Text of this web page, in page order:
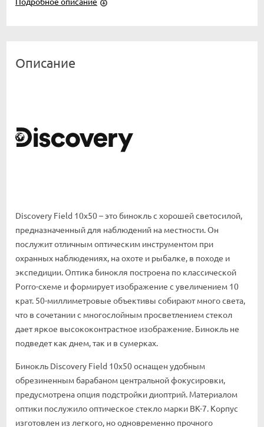
Описание
Discovery Field 10x50 – это бинокль с хорошей светосилой,
предназначенный для наблюдений на местности. Он
послужит отличным оптическим инструментом при
охранных наблюдениях, на охоте и рыбалке, в походе и
экспедиции. Оптика бинокля построена по классической
Porro-схеме и формирует изображение с увеличением 10
крат. 50-миллиметровые объективы собирают много света,
что в сочетании с многослойным просветлением стекол
дает яркое высококонтрастное изображение. Бинокль не
подведет как днем, так и в сумерках.
Бинокль Discovery Field 10x50 оснащен удобным
обрезиненным барабаном центральной фокусировки,
предусмотрена опция подстройки диоптрий. Материалом
оптики послужило оптическое стекло марки BK-7. Корпус
изготовлен из легкого, но одновременно прочного